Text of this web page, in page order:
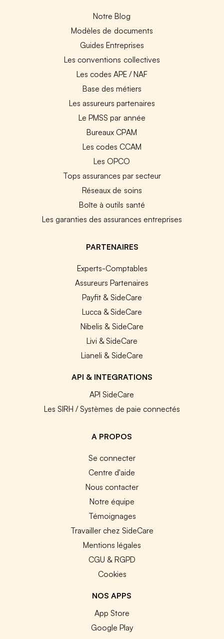
Notre Blog
Modèles de documents
Guides Entreprises
Les conventions collectives
Les codes APE / NAF
Base des métiers
Les assureurs partenaires
Le PMSS par année
Bureaux CPAM
Les codes CCAM
Les OPCO
Tops assurances par secteur
Réseaux de soins
Boîte à outils santé
Les garanties des assurances entreprises
PARTENAIRES
Experts-Comptables
Assureurs Partenaires
Payfit & SideCare
Lucca & SideCare
Nibelis & SideCare
Livi & SideCare
Lianeli & SideCare
API & INTEGRATIONS
API SideCare
Les SIRH / Systèmes de paie connectés
A PROPOS
Se connecter
Centre d'aide
Nous contacter
Notre équipe
Témoignages
Travailler chez SideCare
Mentions légales
CGU & RGPD
Cookies
NOS APPS
App Store
Google Play